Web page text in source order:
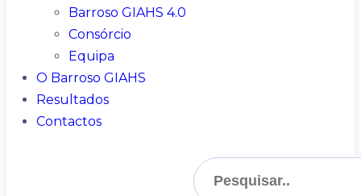
Barroso GIAHS 4.0
Consórcio
Equipa
O Barroso GIAHS
Resultados
Contactos